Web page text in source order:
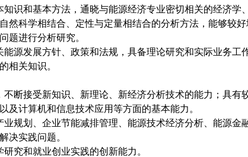
识和基本方法，通晓与能源经济专业密切相关的经济学
然科学相结合、定性与定量相结合的分析方法，能够较好
题进行分析研究。
源发展方针、政策和法规，具备理论研究和实际业务工
相关知识。
断接受新知识、新理论、新经济分析技术的能力；具有
计算机和信息技术应用等方面的基本能力。
规划、企业节能减排管理、能源技术经济分析、能源金
决实践问题。
究和就业创业实践的创新能力。